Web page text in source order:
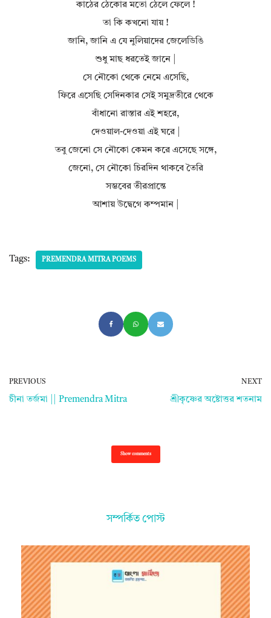
কাঠের ঠেকোর মতো ঠেলে ফেলে !
তা কি কখনো যায় !
জানি, জানি এ যে নুলিয়াদের জেলেডিঙি
শুধু মাছ ধরতেই জানে |
সে নৌকো থেকে নেমে এসেছি,
ফিরে এসেছি সেদিনকার সেই সমুদ্রতীরে থেকে
বাঁধানো রাস্তার এই শহরে,
দেওয়াল-দেওয়া এই ঘরে |
তবু জেনো সে নৌকো কেমন করে এসেছে সঙ্গে,
জেনো, সে নৌকো চিরদিন থাকবে তৈরি
সম্ভবের তীরপ্রান্তে
আশায় উদ্বেগে কম্পমান |
Tags: PREMENDRA MITRA POEMS
PREVIOUS
চীনা তর্জমা || Premendra Mitra
NEXT
শ্রীকৃষ্ণের অষ্টোত্তর শতনাম
Show comments
সম্পর্কিত পোস্ট